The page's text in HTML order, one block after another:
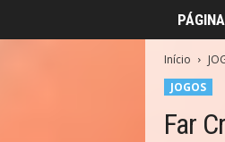
Início
JOGOS
Far